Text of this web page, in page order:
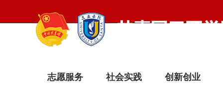
志愿服务 社会实践 创新创业